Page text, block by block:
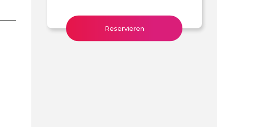
Reservieren